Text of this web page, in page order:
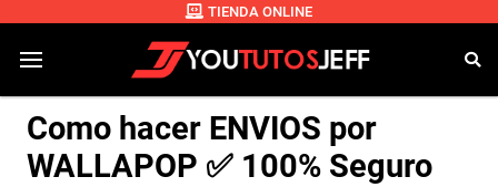
TIENDA ONLINE
Como hacer ENVIOS por
WALLAPOP ✅ 100% Seguro